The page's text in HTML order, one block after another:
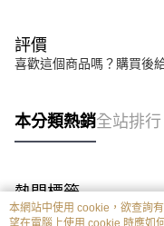
評價
喜歡這個商品嗎？購買後
本分類熱銷全站排行
熱門標籤
本網站中使用 cookie，欲查詢
望在電腦上使用 cookie 時應如